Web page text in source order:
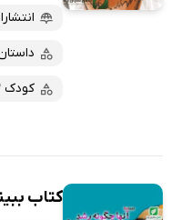
کودک 3 تا 5 سال
کتاب